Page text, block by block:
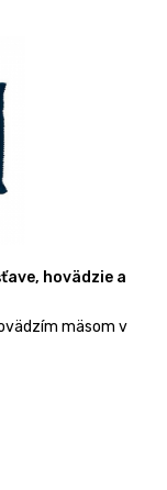
hovädzie a
mäsom v